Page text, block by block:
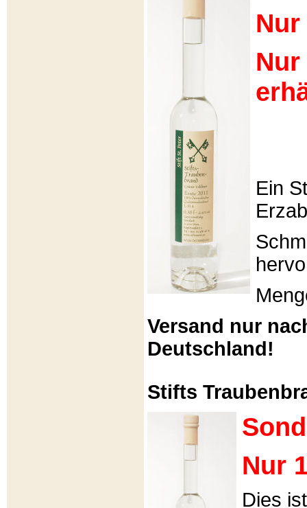
Nur
Ein
Versand nur
Deutschland!
Stifts
Nur
Dies